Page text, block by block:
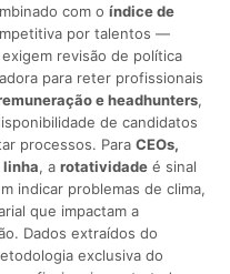
com o índice de
por talentos —
revisão de política
para reter profissionais
e headhunters,
de candidatos
processos. Para CEOs,
linha, a rotatividade é sinal
indicar problemas de clima,
que impactam a
Dados extraídos do
exclusiva do